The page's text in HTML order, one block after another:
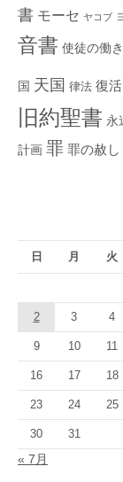
書 モーセ ヤコブ
音書 使徒の働き
国 天国 律法 復活
旧約聖書 永
計画 罪 罪の赦し
日 月 火
2 3 4
9 10 11
16 17 18
23 24 25
30 31
« 7月